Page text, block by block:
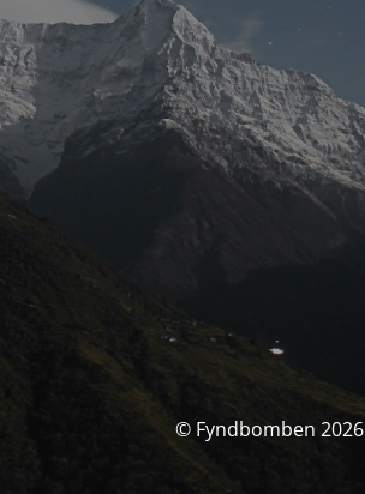
© Fyndbomben 2026